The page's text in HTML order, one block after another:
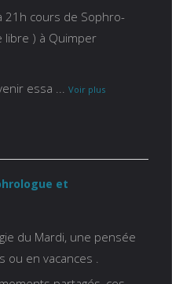
21h cours de Sophro-
libre ) à Quimper
essa
Voir plus
et
du Mardi, une pensée
en vacances .